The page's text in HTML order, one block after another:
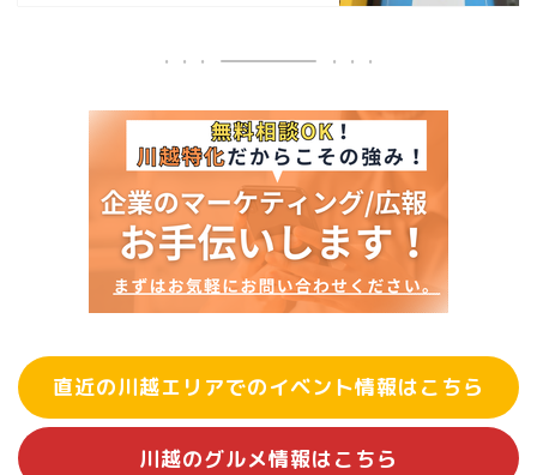
直近の川越エリアでのイベント情報はこちら
川越のグルメ情報はこちら